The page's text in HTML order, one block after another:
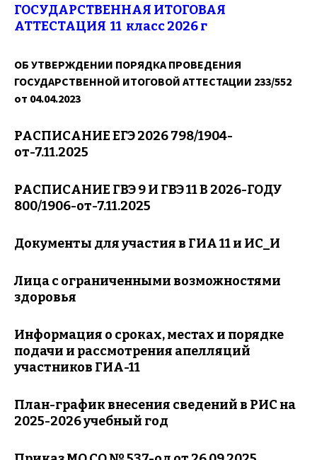
ГОСУДАРСТВЕННАЯ ИТОГОВАЯ
АТТЕСТАЦИЯ 11 класс 2026 г
ОБ УТВЕРЖДЕНИИ ПОРЯДКА ПРОВЕДЕНИЯ
ГОСУДАРСТВЕННОЙ ИТОГОВОЙ АТТЕСТАЦИИ 233/552
от 04.04.2023
РАСПИСАНИЕ ЕГЭ 2026798/1904-
от-7.11.2025
РАСПИСАНИЕ ГВЭ 9 И ГВЭ 11 В 2026-ГОДУ
800/1906-от-7.11.2025
Документы для участия в ГИА 11 и ИС_И
Лица с ограниченными возможностями
здоровья
Информация о сроках, местах и порядке
подачи и рассмотрения апелляций
участников ГИА-11
План-график внесения сведений в РИС на
2025-2026 учебный год